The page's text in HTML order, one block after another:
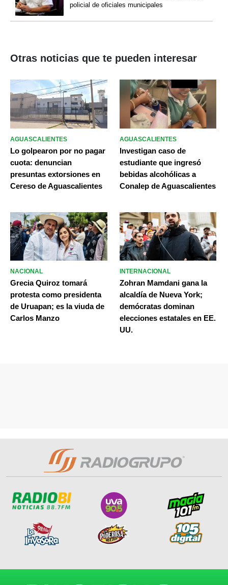
policial de oficiales municipales
Otras noticias que te pueden interesar
AGUASCALIENTES
Lo golpearon por no pagar
cuota: denuncian
presuntas extorsiones en
Cereso de Aguascalientes
AGUASCALIENTES
Investigan caso de
estudiante que ingresó
bebidas alcohólicas a
Conalep de Aguascalientes
NACIONAL
Grecia Quiroz tomará
protesta como presidenta
de Uruapan; es la viuda de
Carlos Manzo
INTERNACIONAL
Zohran Mamdani gana la
alcaldía de Nueva York;
demócratas dominan
elecciones estatales en EE.
UU.